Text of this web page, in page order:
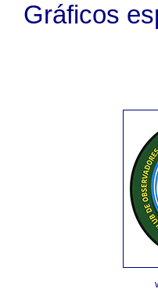
Gráficos